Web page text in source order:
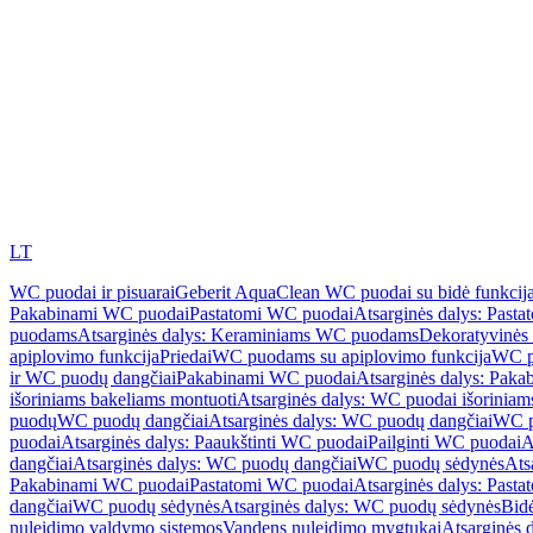
LT
WC puodai ir pisuaraiGeberit AquaClean WC puodai su bidė
Pakabinami WC puodaiPastatomi WC puodaiAtsarginės dalys:
puodamsAtsarginės dalys: Keraminiams WC puodamsDekoratyvinės
apiplovimo funkcijaPriedaiWC puodams su apiplovimo funkcijaWC
ir WC puodų dangčiaiPakabinami WC puodaiAtsarginės dalys:
išoriniams bakeliams montuotiAtsarginės dalys: WC puodai
puodųWC puodų dangčiaiAtsarginės dalys: WC puodų dangčiaiWC
puodaiAtsarginės dalys: Paaukštinti WC puodaiPailginti WC puodai
dangčiaiAtsarginės dalys: WC puodų dangčiaiWC puodų sėdynės
Pakabinami WC puodaiPastatomi WC puodaiAtsarginės dalys:
dangčiaiWC puodų sėdynėsAtsarginės dalys: WC puodų sėdynės
nuleidimo valdymo sistemosVandens nuleidimo mygtukaiAtsarginės